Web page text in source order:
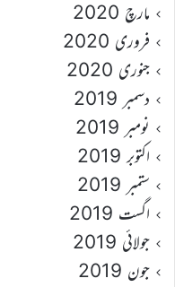
مارچ 2020
فروری 2020
جنوری 2020
دسمبر 2019
نومبر 2019
اکتوبر 2019
ستمبر 2019
اگست 2019
جولائی 2019
جون 2019